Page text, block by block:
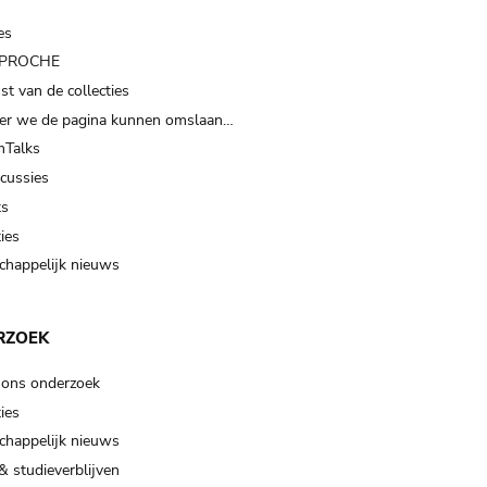
van de collecties
we de pagina kunnen omslaan…
nieuws
onderzoek
nieuws
studieverblijven